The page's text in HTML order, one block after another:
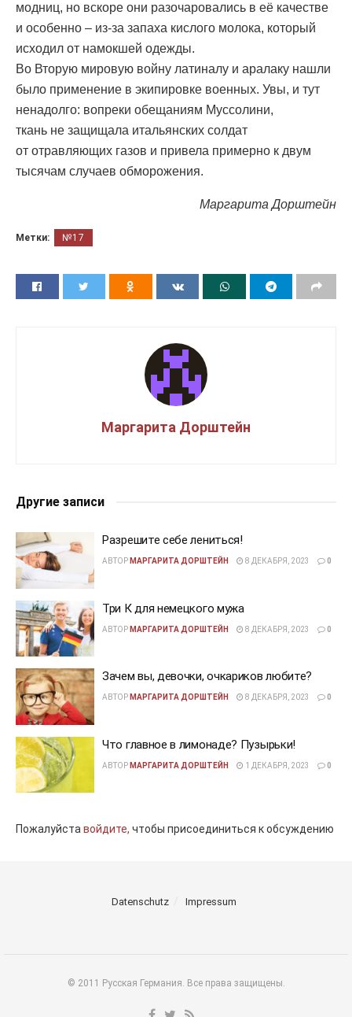
модниц, но вскоре они разочаровались в её качестве
и особенно – из-за запаха кислого молока, который
исходил от намокшей одежды.
Во Вторую мировую войну латиналу и аралаку нашли
было применение в экипировке военных. Увы, и тут
ненадолго: вопреки обещаниям Муссолини,
ткань не защищала итальянских солдат
от отравляющих газов и привела примерно к двум
тысячам случаев обморожения.
Маргарита Дорштейн
Метки: №17
Маргарита Дорштейн
Другие записи
Разрешите себе лениться!
АВТОР МАРГАРИТА ДОРШТЕЙН 8 ДЕКАБРЯ, 2023 0
Три К для немецкого мужа
АВТОР МАРГАРИТА ДОРШТЕЙН 8 ДЕКАБРЯ, 2023 0
Зачем вы, девочки, очкариков любите?
АВТОР МАРГАРИТА ДОРШТЕЙН 8 ДЕКАБРЯ, 2023 0
Что главное в лимонаде? Пузырьки!
АВТОР МАРГАРИТА ДОРШТЕЙН 1 ДЕКАБРЯ, 2023 0
Пожалуйставойдите, чтобы присоединиться к обсуждению
Datenschutz Impressum
© 2011 Русская Германия. Все права защищены.